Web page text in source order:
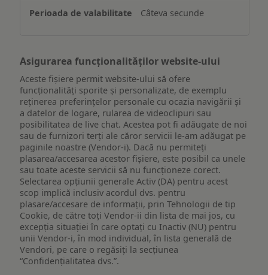
dispozitiv
Câteva secunde
Asigurarea funcționalităților website-ului
Aceste fișiere permit website-ului să ofere
funcționalități sporite și personalizate, de exemplu
reţinerea preferinţelor personale cu ocazia navigării și
a datelor de logare, rularea de videoclipuri sau
posibilitatea de live chat. Acestea pot fi adăugate de noi
sau de furnizori terți ale căror servicii le-am adăugat pe
paginile noastre (Vendor-i). Dacă nu permiteți
plasarea/accesarea acestor fișiere, este posibil ca unele
sau toate aceste servicii să nu funcționeze corect.
Selectarea opțiunii generale Activ (DA) pentru acest
scop implică inclusiv acordul dvs. pentru
plasare/accesare de informații, prin Tehnologii de tip
Cookie, de către toți Vendor-ii din lista de mai jos, cu
excepția situației în care optați cu Inactiv (NU) pentru
unii Vendor-i, în mod individual, în lista generală de
Vendori, pe care o regăsiți la secțiunea
“Confidențialitatea dvs.”.